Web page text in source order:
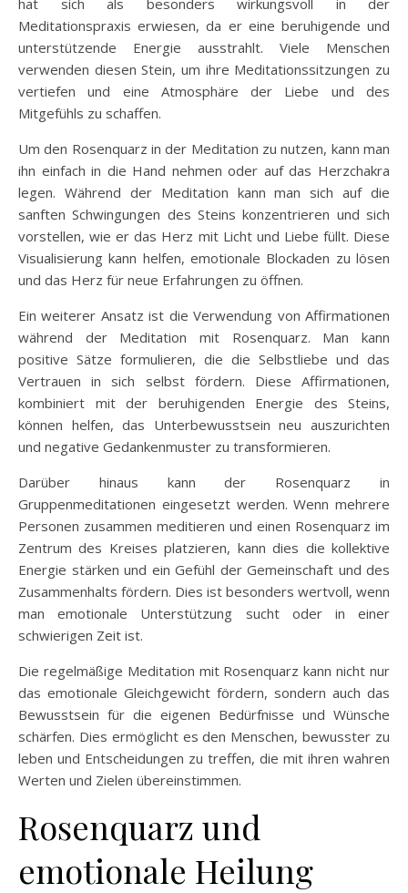
Meditationspraxis erwiesen, da er eine beruhigende und
unterstützende Energie ausstrahlt. Viele Menschen
verwenden diesen Stein, um ihre Meditationssitzungen zu
vertiefen und eine Atmosphäre der Liebe und des
Mitgefühls zu schaffen.
Um den Rosenquarz in der Meditation zu nutzen, kann man
ihn einfach in die Hand nehmen oder auf das Herzchakra
legen. Während der Meditation kann man sich auf die
sanften Schwingungen des Steins konzentrieren und sich
vorstellen, wie er das Herz mit Licht und Liebe füllt. Diese
Visualisierung kann helfen, emotionale Blockaden zu lösen
und das Herz für neue Erfahrungen zu öffnen.
Ein weiterer Ansatz ist die Verwendung von Affirmationen
während der Meditation mit Rosenquarz. Man kann
positive Sätze formulieren, die die Selbstliebe und das
Vertrauen in sich selbst fördern. Diese Affirmationen,
kombiniert mit der beruhigenden Energie des Steins,
können helfen, das Unterbewusstsein neu auszurichten
und negative Gedankenmuster zu transformieren.
Darüber hinaus kann der Rosenquarz in
Gruppenmeditationen eingesetzt werden. Wenn mehrere
Personen zusammen meditieren und einen Rosenquarz im
Zentrum des Kreises platzieren, kann dies die kollektive
Energie stärken und ein Gefühl der Gemeinschaft und des
Zusammenhalts fördern. Dies ist besonders wertvoll, wenn
man emotionale Unterstützung sucht oder in einer
schwierigen Zeit ist.
Die regelmäßige Meditation mit Rosenquarz kann nicht nur
das emotionale Gleichgewicht fördern, sondern auch das
Bewusstsein für die eigenen Bedürfnisse und Wünsche
schärfen. Dies ermöglicht es den Menschen, bewusster zu
leben und Entscheidungen zu treffen, die mit ihren wahren
Werten und Zielen übereinstimmen.
Rosenquarz und
emotionale Heilung